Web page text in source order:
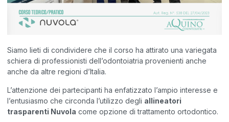
Siamo lieti di condividere che il corso ha attirato una variegata
schiera di professionisti dell’odontoiatria provenienti anche
anche da altre regioni d’Italia.
L’attenzione dei partecipanti ha enfatizzato l’ampio interesse e
l’entusiasmo che circonda l’utilizzo degli allineatori
trasparenti Nuvola come opzione di trattamento ortodontico.